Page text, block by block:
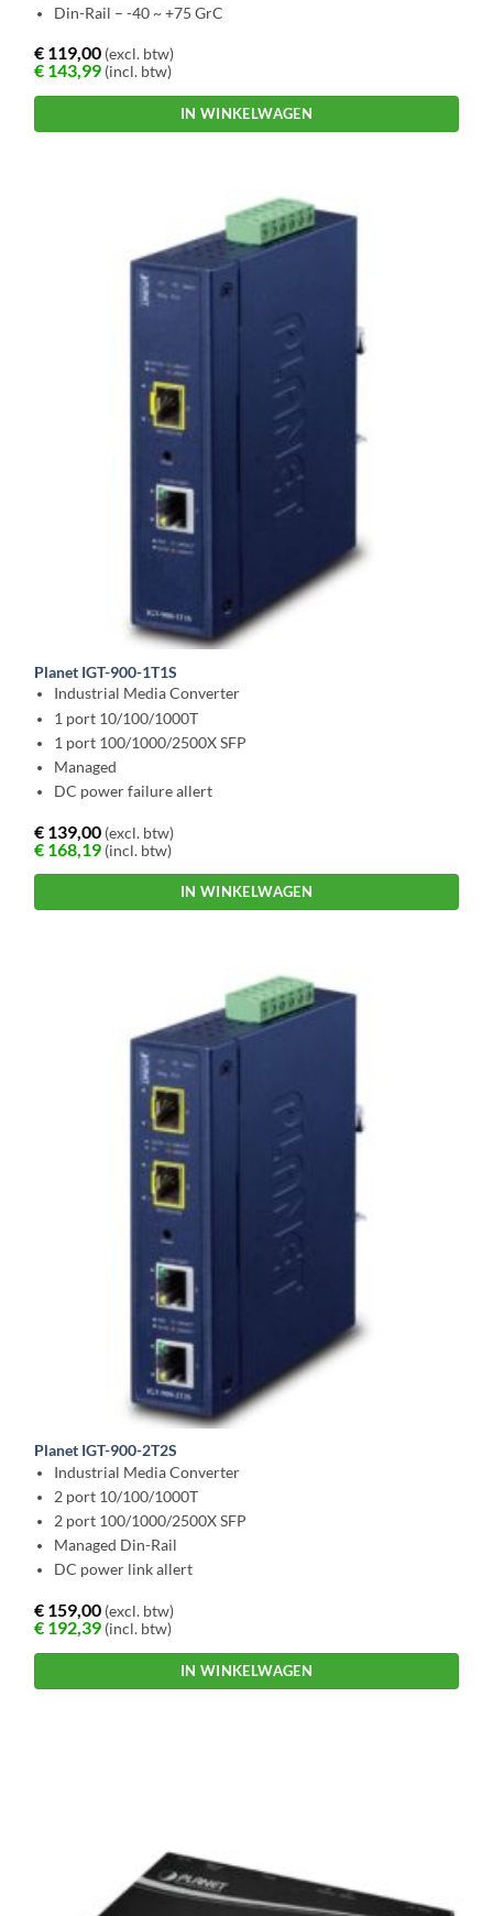
Din-Rail – -40 ~ +75 GrC
€ 119,00 (excl. btw)
€ 143,99 (incl. btw)
IN WINKELWAGEN
Planet IGT-900-1T1S
Industrial Media Converter
1 port 10/100/1000T
1 port 100/1000/2500X SFP
Managed
DC power failure allert
€ 139,00 (excl. btw)
€ 168,19 (incl. btw)
IN WINKELWAGEN
Planet IGT-900-2T2S
Industrial Media Converter
2 port 10/100/1000T
2 port 100/1000/2500X SFP
Managed Din-Rail
DC power link allert
€ 159,00 (excl. btw)
€ 192,39 (incl. btw)
IN WINKELWAGEN